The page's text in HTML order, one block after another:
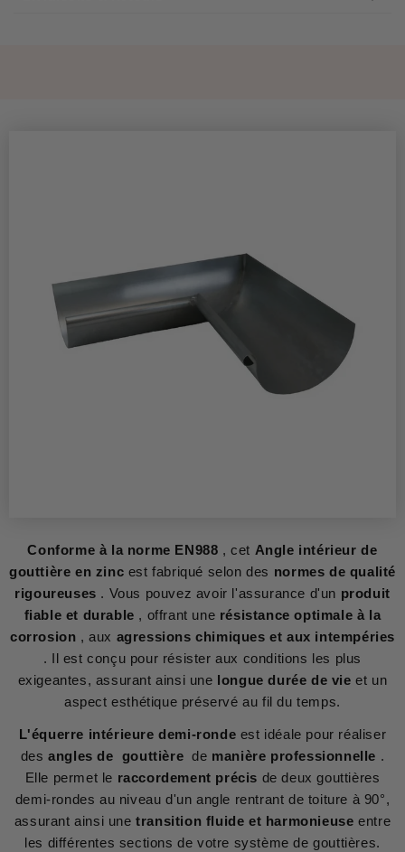
Conforme à la norme EN988 , cet Angle intérieur de
gouttière en zinc est fabriqué selon des normes de qualité
rigoureuses . Vous pouvez avoir l'assurance d'un produit
fiable et durable , offrant une résistance optimale à la
corrosion , aux agressions chimiques et aux intempéries
. Il est conçu pour résister aux conditions les plus
exigeantes, assurant ainsi une longue durée de vie et un
aspect esthétique préservé au fil du temps.
L'équerre intérieure demi-ronde est idéale pour réaliser
desangles de gouttière de manière professionnelle .
Elle permet le raccordement précis de deux gouttières
demi-rondes au niveau d'un angle rentrant de toiture à 90°,
assurant ainsi unetransition fluide et harmonieuse entre
les différentes sections de votre système de gouttières.